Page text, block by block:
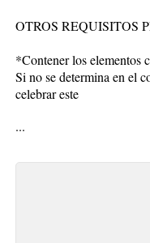
OTROS REQUISITOS
*Contener los elementos
Si no se determina en el
celebrar este
...